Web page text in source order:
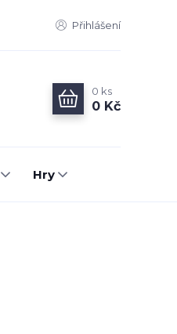
Přihlášení
0 ks
0 Kč
Hry